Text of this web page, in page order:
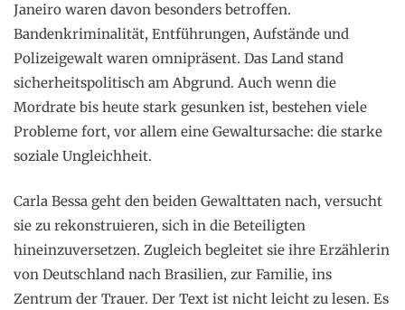
Janeiro waren davon besonders betroffen.
Bandenkriminalität, Entführungen, Aufstände und
Polizeigewalt waren omnipräsent. Das Land stand
sicherheitspolitisch am Abgrund. Auch wenn die
Mordrate bis heute stark gesunken ist, bestehen viele
Probleme fort, vor allem eine Gewaltursache: die starke
soziale Ungleichheit.
Carla Bessa geht den beiden Gewalttaten nach, versucht
sie zu rekonstruieren, sich in die Beteiligten
hineinzuversetzen. Zugleich begleitet sie ihre Erzählerin
von Deutschland nach Brasilien, zur Familie, ins
Zentrum der Trauer. Der Text ist nicht leicht zu lesen. Es